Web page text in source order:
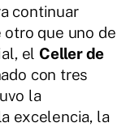
continuar
que uno de
el Celler de
con tres
la
excelencia, la